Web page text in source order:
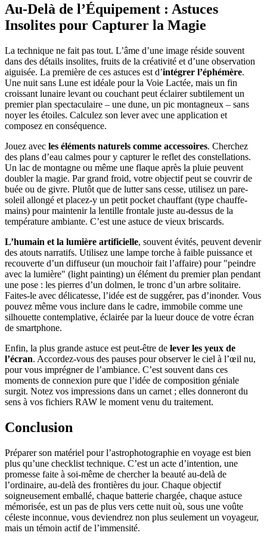
Au-Delà de l’Équipement : Astuces
Insolites pour Capturer la Magie
La technique ne fait pas tout. L’âme d’une image réside souvent
dans des détails insolites, fruits de la créativité et d’une observation
aiguisée. La première de ces astuces est d’intégrer l’éphémère.
Une nuit sans Lune est idéale pour la Voie Lactée, mais un fin
croissant lunaire levant ou couchant peut éclairer subtilement un
premier plan spectaculaire – une dune, un pic montagneux – sans
noyer les étoiles. Calculez son lever avec une application et
composez en conséquence.
Jouez avec les éléments naturels comme accessoires. Cherchez
des plans d’eau calmes pour y capturer le reflet des constellations.
Un lac de montagne ou même une flaque après la pluie peuvent
doubler la magie. Par grand froid, votre objectif peut se couvrir de
buée ou de givre. Plutôt que de lutter sans cesse, utilisez un pare-
soleil allongé et placez-y un petit pocket chauffant (type chauffe-
mains) pour maintenir la lentille frontale juste au-dessus de la
température ambiante. C’est une astuce de vieux briscards.
L’humain et la lumière artificielle, souvent évités, peuvent devenir
des atouts narratifs. Utilisez une lampe torche à faible puissance et
recouverte d’un diffuseur (un mouchoir fait l’affaire) pour "peindre
avec la lumière" (light painting) un élément du premier plan pendant
une pose : les pierres d’un dolmen, le tronc d’un arbre solitaire.
Faites-le avec délicatesse, l’idée est de suggérer, pas d’inonder. Vous
pouvez même vous inclure dans le cadre, immobile comme une
silhouette contemplative, éclairée par la lueur douce de votre écran
de smartphone.
Enfin, la plus grande astuce est peut-être de lever les yeux de
l’écran. Accordez-vous des pauses pour observer le ciel à l’œil nu,
pour vous imprégner de l’ambiance. C’est souvent dans ces
moments de connexion pure que l’idée de composition géniale
surgit. Notez vos impressions dans un carnet ; elles donneront du
sens à vos fichiers RAW le moment venu du traitement.
Conclusion
Préparer son matériel pour l’astrophotographie en voyage est bien
plus qu’une checklist technique. C’est un acte d’intention, une
promesse faite à soi-même de chercher la beauté au-delà de
l’ordinaire, au-delà des frontières du jour. Chaque objectif
soigneusement emballé, chaque batterie chargée, chaque astuce
mémorisée, est un pas de plus vers cette nuit où, sous une voûte
céleste inconnue, vous deviendrez non plus seulement un voyageur,
mais un témoin actif de l’immensité.